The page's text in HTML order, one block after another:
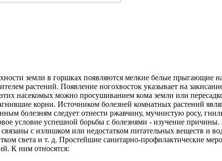
земли в горшках появляются мелкие белые прыгающие
растений. Появление ногохвосток указывает на
насекомых можно просушиванием кома земли или
корни. Источником болезней комнатных растений
болезням следует отнести ржавчину, мучнистую росу,
условие успешной борьбы с болезнями - изучение
с излишком или недостатком питательных веществ и
света и т. д. Простейшие санитарно-профилактические
К ним относятся: